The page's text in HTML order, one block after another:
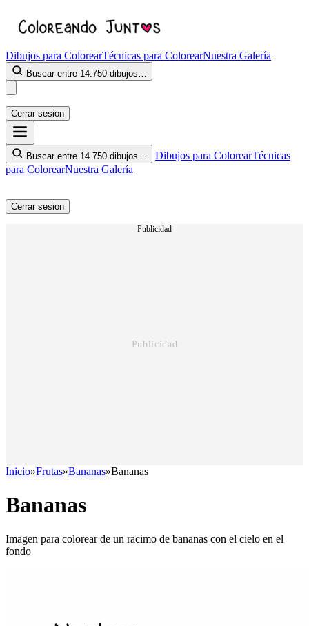
Dibujos para ColorearTécnicas para ColorearNuestra Galería
Buscar entre 14.750 dibujos…
Cerrar sesion
Buscar entre 14.750 dibujos… Dibujos para ColorearTécnicas
para ColorearNuestra Galería
Cerrar sesion
Publicidad
Inicio»Frutas»Bananas»Bananas
Bananas
Imagen para colorear de un racimo de bananas con el cielo en el
fondo